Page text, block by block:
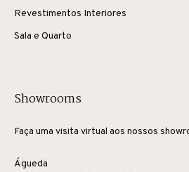
Revestimentos Interiores
Sala e Quarto
Showrooms
Faça uma visita virtual aos nossos
Águeda